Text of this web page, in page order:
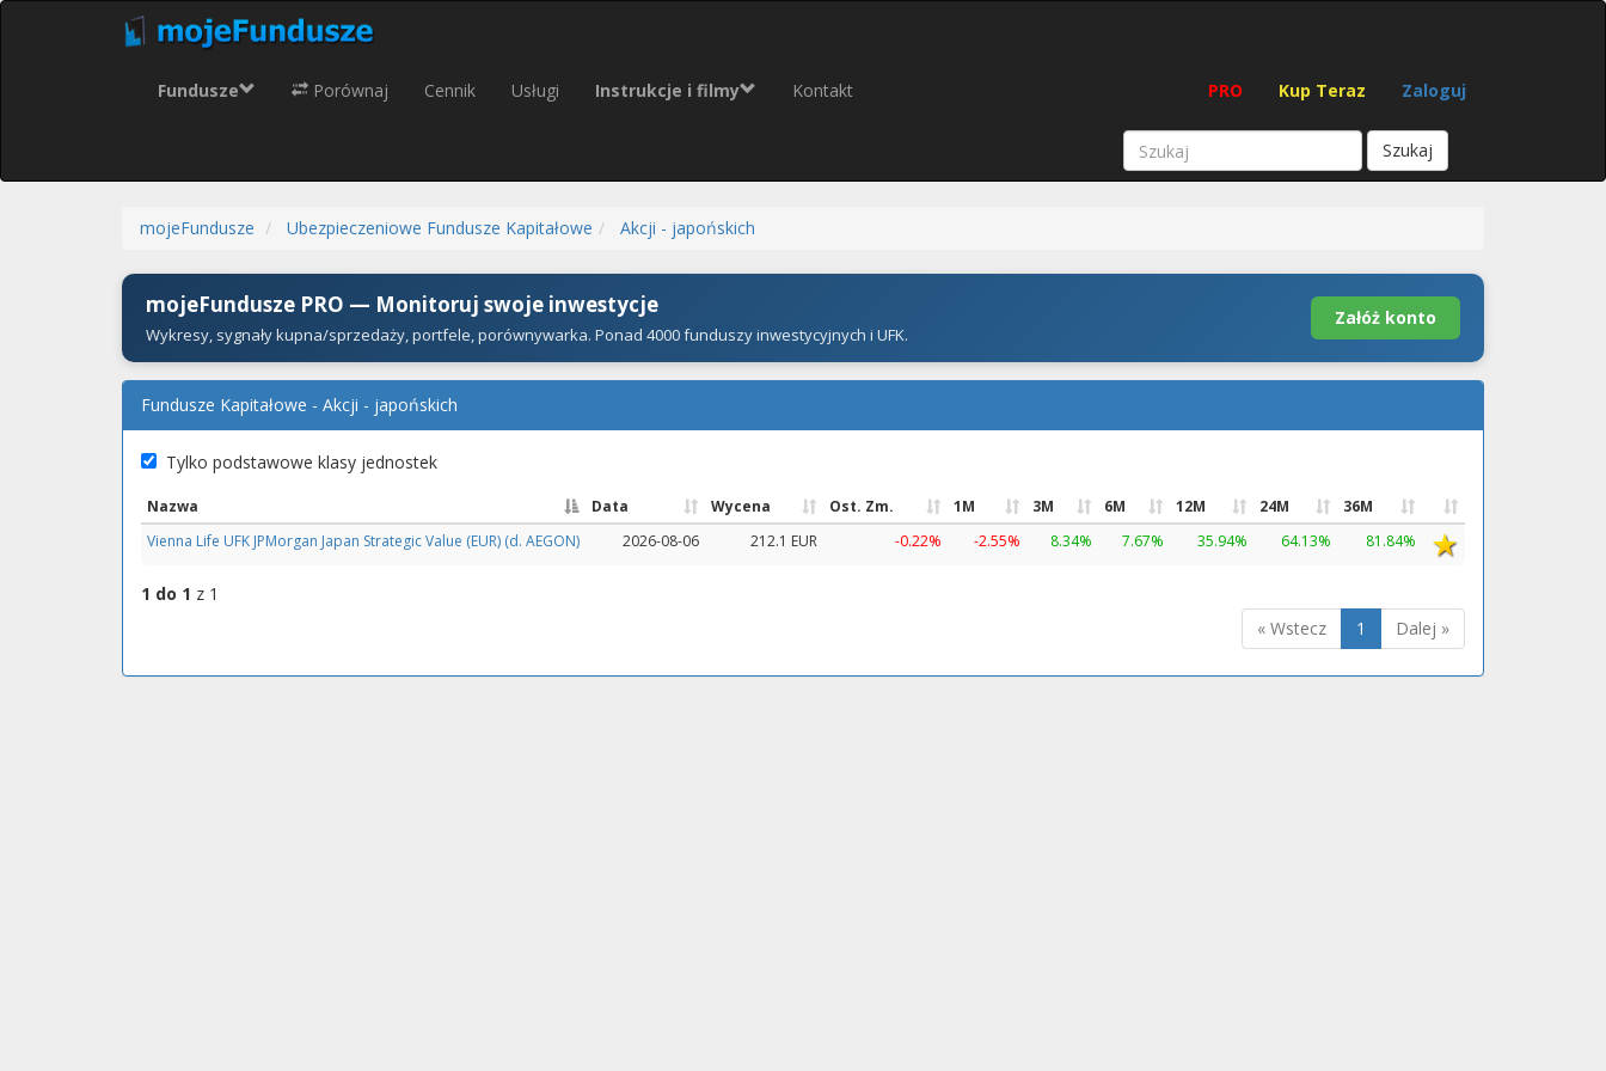
PRO Kup Teraz Zaloguj
Fundusze Porównaj Cennik Usługi Instrukcje i filmy Kontakt
Szukaj
mojeFundusze Ubezpieczeniowe Fundusze Kapitałowe Akcji - japońskich
mojeFundusze PRO — Monitoruj swoje inwestycje
Wykresy, sygnały kupna/sprzedaży, portfele, porównywarka. Ponad 4000 funduszy inwestycyjnych i UFK.
Załóż konto
Fundusze Kapitałowe - Akcji - japońskich
Tylko podstawowe klasy jednostek
Nazwa Data Wycena Ost. Zm. 1M 3M 6M 12M 24M
36M
Vienna Life UFK JPMorgan Japan Strategic Value (EUR) (d. AEGON)
2026-08-06 212.1 EUR -0.22% -2.55% 8.34% 7.67% 35.94% 64.13% 81.84%
1 do 1 z 1
« Wstecz
1 Dalej »